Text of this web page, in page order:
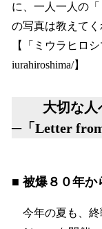
に、一人一人の
の写真は教えてく
【「ミウラヒロ
iurahiroshima/】
大切な人へ
─「Letter
■ 被爆８０年か
今年の夏も、終